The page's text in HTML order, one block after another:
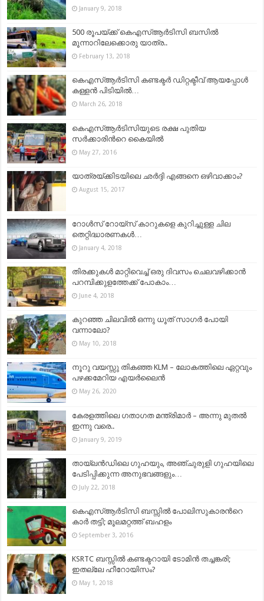
January 9, 2018
500 രൂപയ്ക്ക് കെഎസ്ആർടിസി ബസിൽ
മൂന്നാറിലേക്കൊരു യാത്ര..
February 13, 2018
കെഎസ്ആര്‍ടിസി കണ്ടക്ടര്‍ ഡിറ്റക്ടീവ് ആയപ്പോള്‍
കള്ളന്‍ പിടിയില്‍…
March 26, 2018
കെഎസ്ആര്‍ടിസിയുടെ രക്ഷ പുതിയ
സര്‍ക്കാരിന്‍റെ കൈയില്‍
May 27, 2016
യാത്രയ്ക്കിടയിലെ ഛർദ്ദി എങ്ങനെ ഒഴിവാക്കാം?
August 15, 2017
റോള്‍സ് റോയ്സ് കാറുകളെ കുറിച്ചുള്ള ചില
തെറ്റിദ്ധാരണകള്‍…
January 4, 2018
തിരക്കുകള്‍ മാറ്റിവെച്ച് ഒരു ദിവസം ചെലവഴിക്കാൻ
പറമ്പിക്കുളത്തേക്ക് പോകാം…
June 4, 2018
കുറഞ്ഞ ചിലവിൽ ഒന്നു ധൂത് സാഗർ പോയി
വന്നാലോ?
May 10, 2018
നൂറു വയസ്സു തികഞ്ഞ KLM – ലോകത്തിലെ ഏറ്റവും
പഴക്കമേറിയ എയർലൈൻ
May 26, 2020
കേരളത്തിലെ ഗതാഗത മന്ത്രിമാർ – അന്നു മുതൽ
ഇന്നു വരെ..
January 9, 2019
തായ്ലൻഡിലെ ഗുഹയും, അഞ്ചുരുളി ഗുഹയിലെ
പേടിപ്പിക്കുന്ന അനുഭവങ്ങളും…
July 22, 2018
കെഎസ്ആര്‍ടിസി ബസ്സില്‍ പോലിസുകാരന്‍റെ
കാര്‍ തട്ടി; മൂലമറ്റത്ത് ബഹളം
September 3, 2016
KSRTC ബസ്സില്‍ കണ്ടക്ടറായി ടോമിന്‍ തച്ചങ്കരി;
ഇതല്ലേ ഹീറോയിസം?
May 1, 2018